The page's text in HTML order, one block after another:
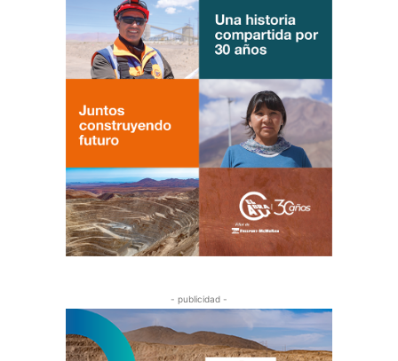
- publicidad -